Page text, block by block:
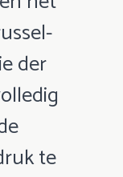
der
te